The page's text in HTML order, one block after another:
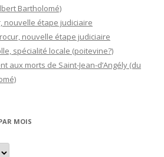
Bartholomé)
nouvelle étape judiciaire
nouvelle étape judiciaire
spécialité locale (poitevine?)
aux morts de Saint-Jean-d’Angély (du
MOIS